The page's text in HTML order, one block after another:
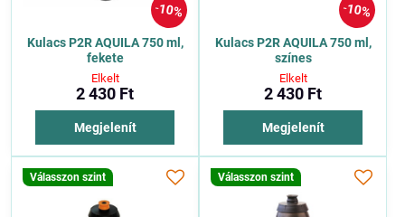
10%
Kulacs P2R AQUILA 750 ml,
fekete
Elkelt
2 430 Ft
Megjelenít
10%
Kulacs P2R AQUILA 750 ml,
színes
Elkelt
2 430 Ft
Megjelenít
Válasszon szint Válasszon szint